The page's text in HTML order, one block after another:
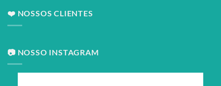
❤️ NOSSOS CLIENTES
📷 NOSSO INSTAGRAM